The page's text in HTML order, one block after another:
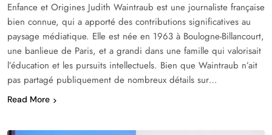
Enfance et Origines Judith Waintraub est une journaliste française
bien connue, qui a apporté des contributions significatives au
paysage médiatique. Elle est née en 1963 à Boulogne-Billancourt,
une banlieue de Paris, et a grandi dans une famille qui valorisait
l’éducation et les pursuits intellectuels. Bien que Waintraub n’ait
pas partagé publiquement de nombreux détails sur…
Read More